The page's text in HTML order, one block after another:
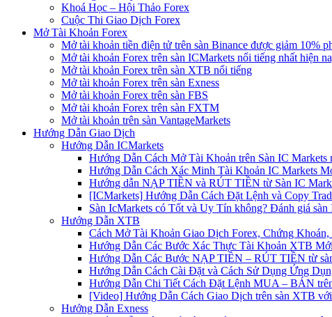
Khoá Học – Hội Thảo Forex
Cuộc Thi Giao Dịch Forex
Mở Tài Khoản Forex
Mở tài khoản tiền điện tử trên sàn Binance được giảm 10%
Mở tài khoản Forex trên sàn ICMarkets nổi tiếng nhất hiện
Mở tài khoản Forex trên sàn XTB nổi tiếng
Mở tài khoản Forex trên sàn Exness
Mở tài khoản Forex trên sàn FBS
Mở tài khoản Forex trên sàn FXTM
Mở tài khoản trên sàn VantageMarkets
Hướng Dẫn Giao Dịch
Hướng Dẫn ICMarkets
Hướng Dẫn Cách Mở Tài Khoản trên Sàn IC Markets
Hướng Dẫn Cách Xác Minh Tài Khoản IC Markets
Hướng dẫn NẠP TIỀN và RÚT TIỀN từ Sàn IC
[ICMarkets] Hướng Dẫn Cách Đặt Lệnh và Copy
Sàn IcMarkets có Tốt và Uy Tín không? Đánh giá sàn
Hướng Dẫn XTB
Cách Mở Tài Khoản Giao Dịch Forex, Chứng
Hướng Dẫn Các Bước Xác Thực Tài Khoản XTB
Hướng Dẫn Các Bước NẠP TIỀN – RÚT TIỀN từ
Hướng Dẫn Cách Cài Đặt và Cách Sử Dụng Ứng
Hướng Dẫn Chi Tiết Cách Đặt Lệnh MUA – BÁN
[Video] Hướng Dẫn Cách Giao Dịch trên sàn XTB
Hướng Dẫn Exness